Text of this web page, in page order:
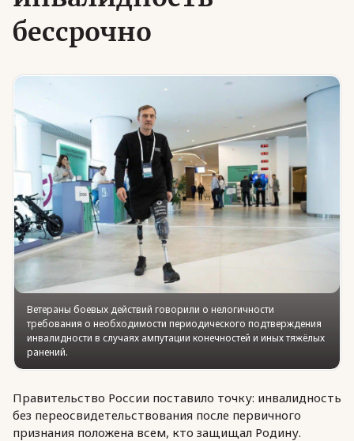
бессрочно
Ветераны боевых действий говорили о нелогичности
требования о необходимости периодического подтверждения
инвалидности в случаях ампутации конечностей и иных тяжёлых
ранений.
Правительство России поставило точку: инвалидность
без переосвидетельствования после первичного
признания положена всем, кто защищал Родину.
Региональные меры поддержки